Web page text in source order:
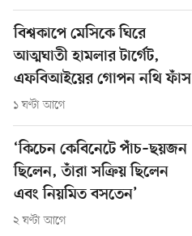
বিশ্বকাপে মেসিকে ঘিরে
আত্মঘাতী হামলার টার্গেট,
এফবিআইয়ের গোপন নথি ফাঁস
১ ঘণ্টা আগে
‘কিচেন কেবিনেটে পাঁচ–ছয়জন
ছিলেন, তাঁরা সক্রিয় ছিলেন
এবং নিয়মিত বসতেন’
২ ঘণ্টা আগে